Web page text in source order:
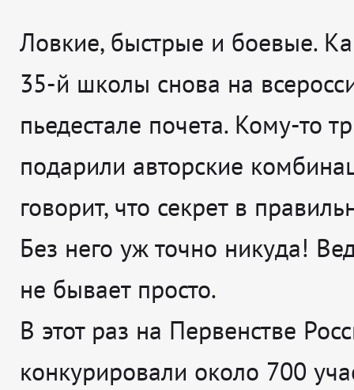
Ловкие, быстрые и боевые.
35-й школы снова на
пьедестале почета. Кому-то
подарили авторские
говорит, что секрет в
Без него уж точно никуда!
не бывает просто.
В этот раз на Первенстве
конкурировали около 700